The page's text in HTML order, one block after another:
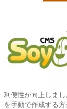
利便性が向上しま
を手動で作成する